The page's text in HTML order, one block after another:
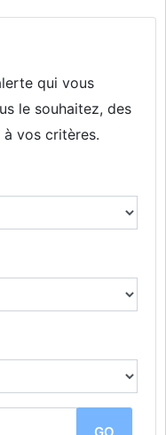
qui vous
le souhaitez, des
vos critères.